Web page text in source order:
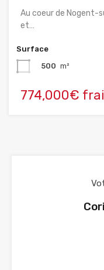
Au coeur de Nogent-
et…
Surface
500 m²
774,000€